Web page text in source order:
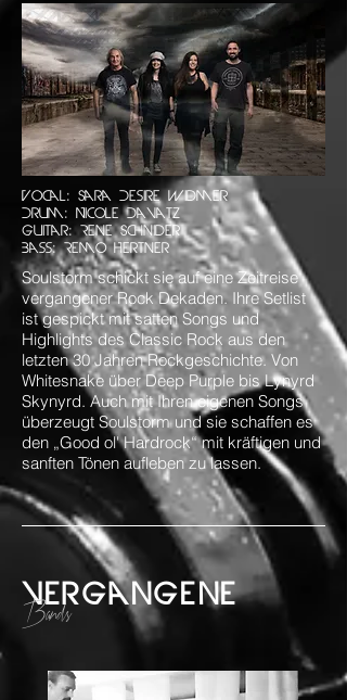
Vocal: Sara Desire Widmer
Drum: Nicole Davatz
Guitar: Rene Schnider
Bass: Remo Hertner
Soulstorm schickt sie auf eine Zeitreise
vergangener Rock Dekaden. Ihre Setlist
ist gespickt mit satten Songs und
Highlights des Classic Rock aus den
letzten 30 Jahren Rockgeschichte. Von
Whitesnake über Deep Purple bis Lynyrd
Skynyrd. Auch mit Ihren eigenen Songs
überzeugt Soulstorm und sie schaffen es
den „Good ol' Hardrock“ mit kräftigen und
sanften Tönen aufleben zu lassen.
vergangene
Bands